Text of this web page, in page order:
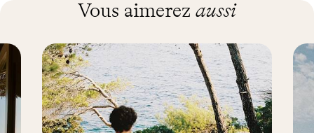
Vous aimerez aussi